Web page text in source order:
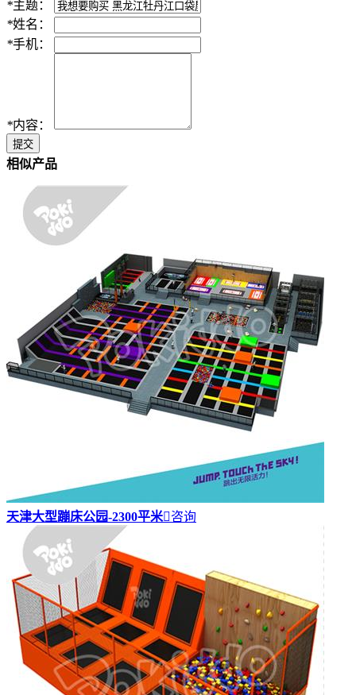
*主题：
*姓名：
*手机：
*内容：
提交
相似产品
天津大型蹦床公园-2300平米咨询